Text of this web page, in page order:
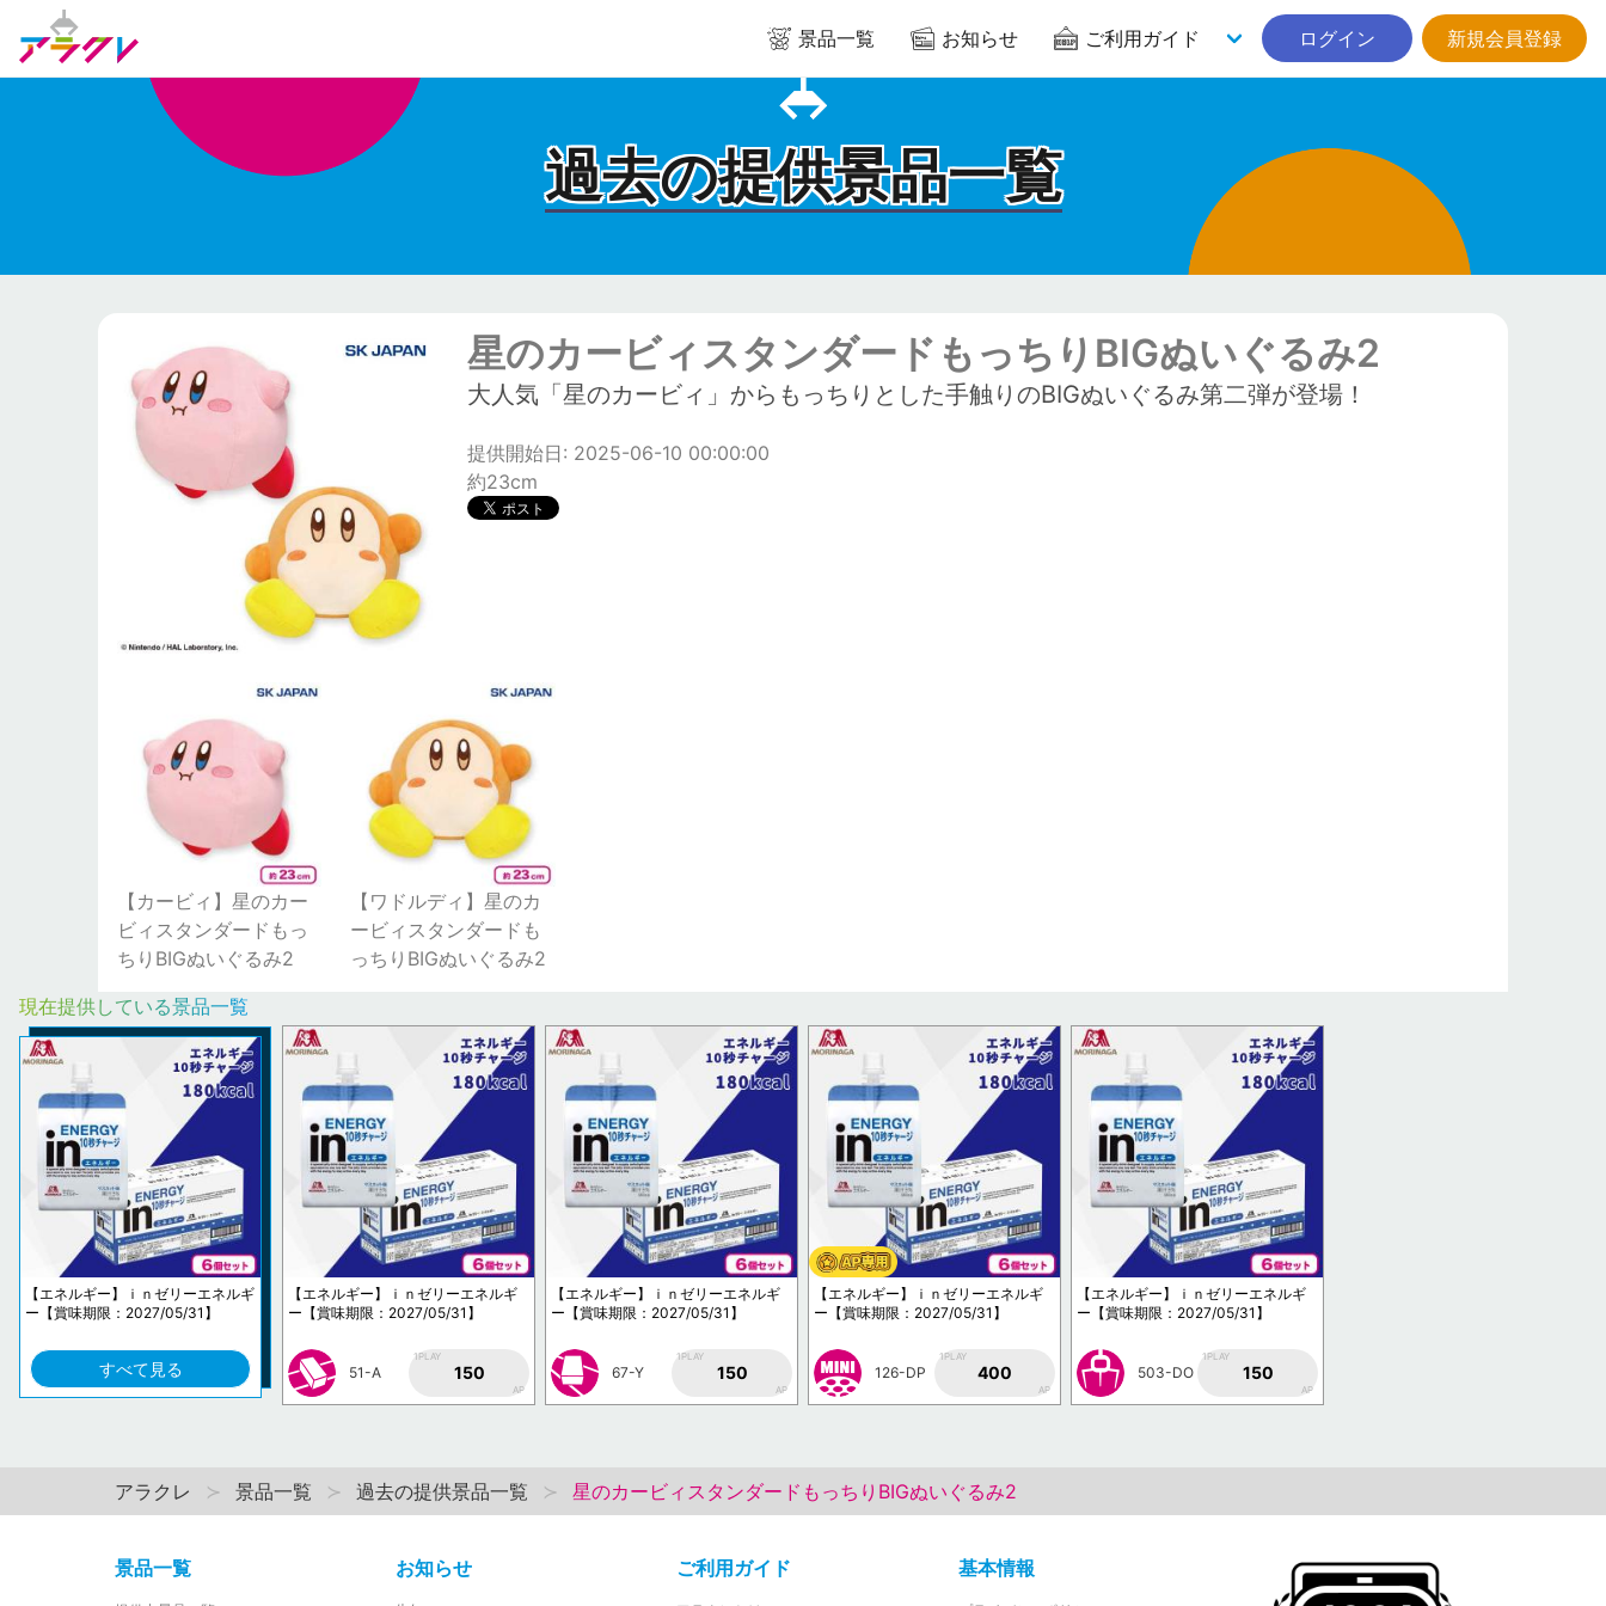
景品一覧 お知らせ ご利用ガイド ログイン 新規会員登録
過去の提供景品一覧
星のカービィスタンダードもっちりBIGぬいぐるみ2
大人気「星のカービィ」からもっちりとした手触りのBIGぬいぐるみ第二弾が登場！
提供開始日: 2025-06-10 00:00:00
約23cm
【カービィ】星のカー
ビィスタンダードもっ
ちりBIGぬいぐるみ2
【ワドルディ】星のカ
ービィスタンダードも
っちりBIGぬいぐるみ2
現在提供している景品一覧
【エネルギー】ｉｎゼリーエネルギ
ー【賞味期限：2027/05/31】
すべて見る
【エネルギー】ｉｎゼリーエネルギ
ー【賞味期限：2027/05/31】
51-A
1PLAY
150
AP
【エネルギー】ｉｎゼリーエネルギ
ー【賞味期限：2027/05/31】
67-Y
1PLAY
150
AP
【エネルギー】ｉｎゼリーエネルギ
ー【賞味期限：2027/05/31】
126-DP
1PLAY
400
AP
【エネルギー】ｉｎゼリーエネルギ
ー【賞味期限：2027/05/31】
503-DO
1PLAY
150
AP
アラクレ 景品一覧 過去の提供景品一覧 星のカービィスタンダードもっちりBIGぬいぐるみ2
景品一覧 お知らせ ご利用ガイド 基本情報